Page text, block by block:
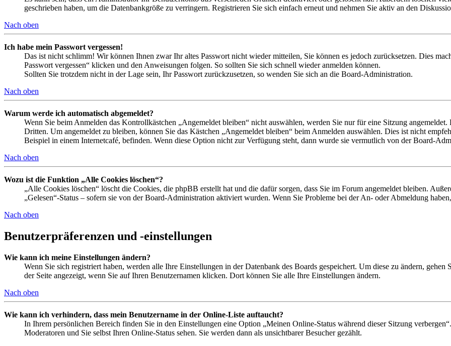
geschrieben haben, um die Datenbankgröße zu verringern. Registrieren Sie sich einfach erneut und nehmen Sie aktiv an den
Nach oben
Ich habe mein Passwort vergessen!
Das ist nicht schlimm! Wir können Ihnen zwar Ihr altes Passwort nicht wieder mitteilen, Sie können es jedoch zurücksetzen. Dies
Passwort vergessen“ klicken und den Anweisungen folgen. So sollten Sie sich schnell wieder anmelden können.
Sollten Sie trotzdem nicht in der Lage sein, Ihr Passwort zurückzusetzen, so wenden Sie sich an die Board-Administration.
Nach oben
Warum werde ich automatisch abgemeldet?
Wenn Sie beim Anmelden das Kontrollkästchen „Angemeldet bleiben“ nicht auswählen, werden Sie nur für eine Sitzung
Dritten. Um angemeldet zu bleiben, können Sie das Kästchen „Angemeldet bleiben“ beim Anmelden auswählen. Dies ist nicht
Beispiel in einem Internetcafé, befinden. Wenn diese Option nicht zur Verfügung steht, dann wurde sie vermutlich von der Board-
Nach oben
Wozu ist die Funktion „Alle Cookies löschen“?
„Alle Cookies löschen“ löscht die Cookies, die phpBB erstellt hat und die dafür sorgen, dass Sie im Forum angemeldet bleiben.
„Gelesen“-Status – sofern sie von der Board-Administration aktiviert wurden. Wenn Sie Probleme bei der An- oder Abmeldung
Nach oben
Benutzerpräferenzen und -einstellungen
Wie kann ich meine Einstellungen ändern?
Wenn Sie sich registriert haben, werden alle Ihre Einstellungen in der Datenbank des Boards gespeichert. Um diese zu ändern,
der Seite angezeigt, wenn Sie auf Ihren Benutzernamen klicken. Dort können Sie alle Ihre Einstellungen ändern.
Nach oben
Wie kann ich verhindern, dass mein Benutzername in der Online-Liste auftaucht?
In Ihrem persönlichen Bereich finden Sie in den Einstellungen eine Option „Meinen Online-Status während dieser Sitzung
Moderatoren und Sie selbst Ihren Online-Status sehen. Sie werden dann als unsichtbarer Besucher gezählt.